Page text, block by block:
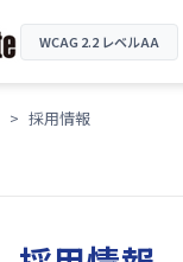
WCAG 2.2 レベルAA
採用情報